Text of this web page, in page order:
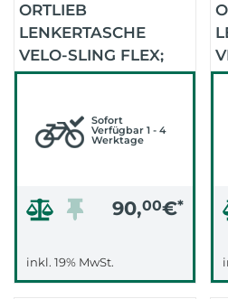
ORTLIEB
LENKERTASCHE
VELO-SLING FLEX;
CYPER 5 LITER
Sofort
Verfügbar 1 - 4
Werktage
90,00€*
inkl. 19% MwSt.